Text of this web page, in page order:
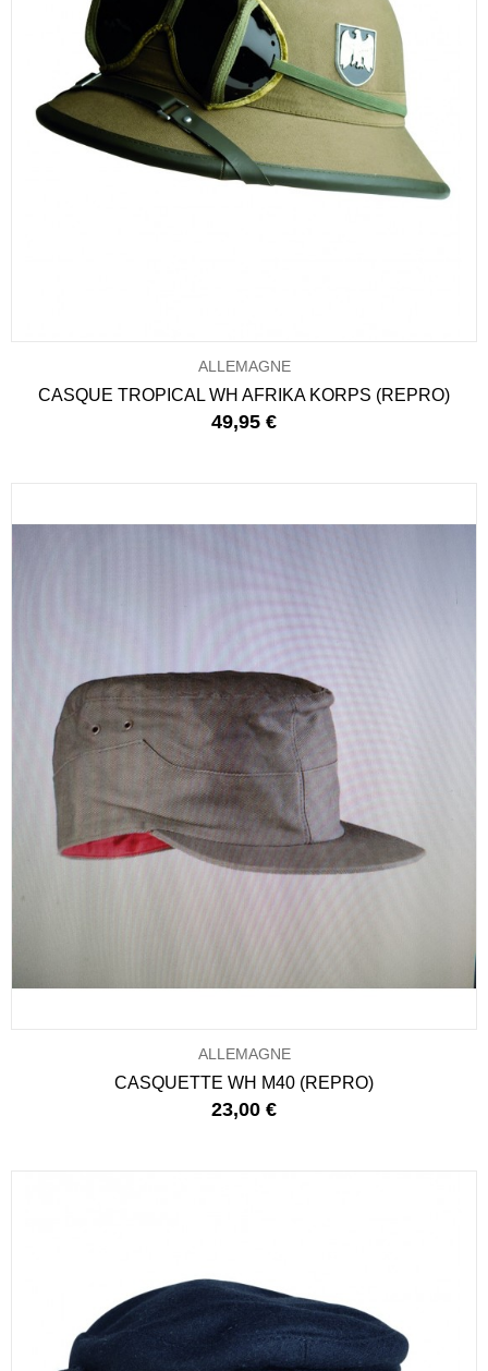
ALLEMAGNE
CASQUE TROPICAL WH AFRIKA KORPS (REPRO)
49,95 €
ALLEMAGNE
CASQUETTE WH M40 (REPRO)
23,00 €